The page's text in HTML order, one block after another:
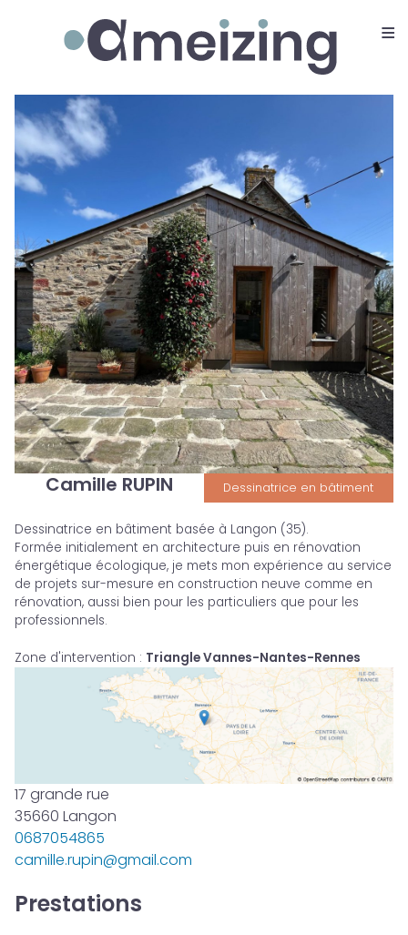
Ameizing
≡
Camille RUPIN Dessinatrice en bâtiment
Dessinatrice en bâtiment basée à Langon (35).
Formée initialement en architecture puis en rénovation
énergétique écologique, je mets mon expérience au service
de projets sur-mesure en construction neuve comme en
rénovation, aussi bien pour les particuliers que pour les
professionnels.
Zone d'intervention : Triangle Vannes-Nantes-Rennes
17 grande rue
35660 Langon
0687054865
camille.rupin@gmail.com
Prestations